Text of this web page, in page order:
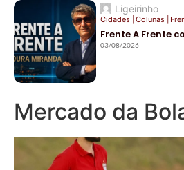
Ligeirinho
Cidades Colunas
Frente A Frente
03/08/2026
Mercado da